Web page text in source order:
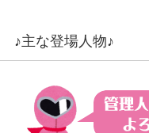
♪主な登場人物♪